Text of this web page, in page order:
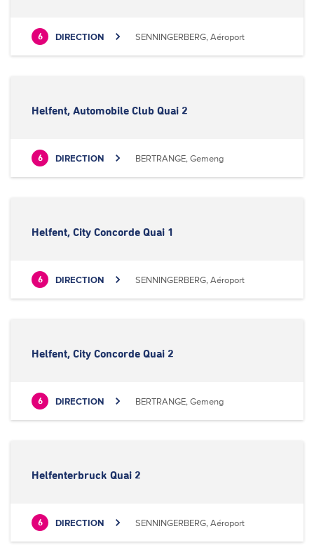
6 DIRECTION SENNINGERBERG, Aéroport
Helfent, Automobile Club Quai 2
6 DIRECTION BERTRANGE, Gemeng
Helfent, City Concorde Quai 1
6 DIRECTION SENNINGERBERG, Aéroport
Helfent, City Concorde Quai 2
6 DIRECTION BERTRANGE, Gemeng
Helfenterbruck Quai 2
6 DIRECTION SENNINGERBERG, Aéroport